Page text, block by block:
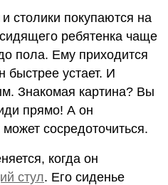
столики покупаются на
ребятенка чаще
пола. Ему приходится
быстрее устает. И
Знакомая картина? Вы
прямо! А он
сосредоточиться.
когда он
стул. Его сиденье